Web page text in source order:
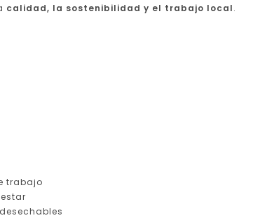
calidad, la sostenibilidad y el trabajo local.
trabajo